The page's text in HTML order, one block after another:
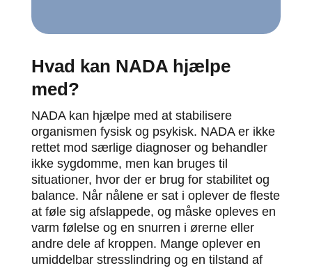
Hvad kan NADA hjælpe
med?
NADA kan hjælpe med at stabilisere
organismen fysisk og psykisk. NADA er ikke
rettet mod særlige diagnoser og behandler
ikke sygdomme, men kan bruges til
situationer, hvor der er brug for stabilitet og
balance. Når nålene er sat i oplever de fleste
at føle sig afslappede, og måske opleves en
varm følelse og en snurren i ørerne eller
andre dele af kroppen. Mange oplever en
umiddelbar stresslindring og en tilstand af